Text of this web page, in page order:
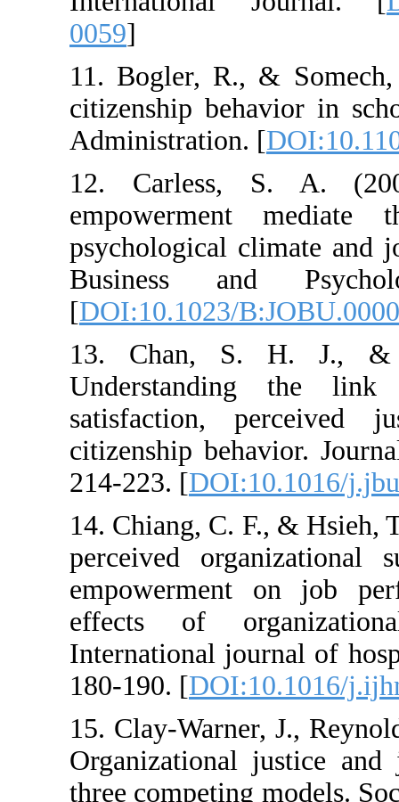
11. Bogler,
citizenship
Administration.
12. Carless,
psychological
Business
[DOI:10.1023/
13. Chan,
satisfaction,
citizenship
214-223. [
14. Chiang, C.
perceived
effects of
International
180-190. [
15. Clay-
Organizational
three